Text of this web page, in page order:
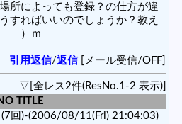
所によっても登録？の仕方が違
すればいいのでしょうか？教え
＿）ｍ
引用返信/返信[メール受信/OFF]
▽[全レス2件(ResNo.1-2 表示)]
TITLE
回)-(2006/08/11(Fri) 21:04:03)